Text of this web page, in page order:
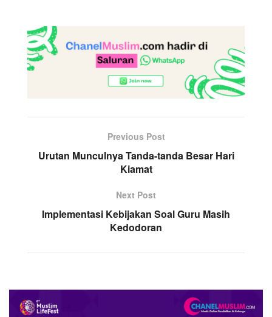
Previous Post
Urutan Munculnya Tanda-tanda Besar Hari
Kiamat
Next Post
Implementasi Kebijakan Soal Guru Masih
Kedodoran